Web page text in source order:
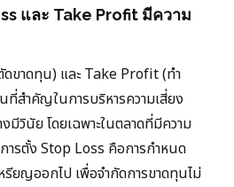
และ Take Profit มีความ
ขาดทุน) และ Take Profit (ทำ
ที่สำคัญในการบริหารความเสี่ยง
มีวินัย โดยเฉพาะในตลาดที่มีความ
รตั้ง Stop Loss คือการกำหนด
ยญออกไป เพื่อจำกัดการขาดทุนไม่